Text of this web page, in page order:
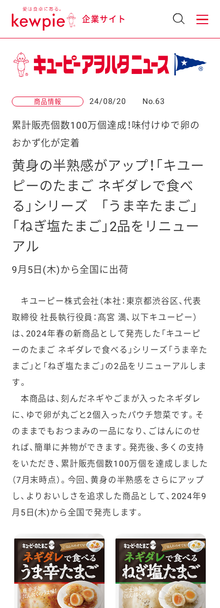
企業サイト
商品情報 24/08/20 No.63
累計販売個数100万個達成！味付けゆで卵の
おかず化が定着
黄身の半熟感がアップ！「キユー
ピーのたまご ネギダレで食べ
る」シリーズ
「うま辛たまご」
「ねぎ塩たまご」2品をリニュー
アル
9月5日(木)から全国に出荷
キユーピー株式会社（本社：東京都渋谷区、代表
取締役 社長執行役員：髙宮 満、以下キユーピー）
は、2024年春の新商品として発売した「キユーピ
ーのたまご ネギダレで食べる」シリーズ「うま辛た
まご」と「ねぎ塩たまご」の2品をリニューアルしま
す。
本商品は、刻んだネギやごまが入ったネギダレ
に、ゆで卵が丸ごと2個入ったパウチ惣菜です。そ
のままでもおつまみの一品になり、ごはんにのせ
れば、簡単に丼物ができます。発売後、多くの支持
をいただき、累計販売個数100万個を達成しました
（7月末時点）。今回、黄身の半熟感をさらにアップ
し、よりおいしさを追求した商品として、2024年9
月5日(木)から全国で発売します。